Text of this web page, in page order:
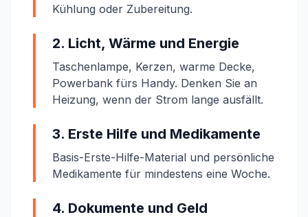
Kühlung oder Zubereitung.
2. Licht, Wärme und Energie
Taschenlampe, Kerzen, warme Decke,
Powerbank fürs Handy. Denken Sie an
Heizung, wenn der Strom lange ausfällt.
3. Erste Hilfe und Medikamente
Basis-Erste-Hilfe-Material und persönliche
Medikamente für mindestens eine Woche.
4. Dokumente und Geld